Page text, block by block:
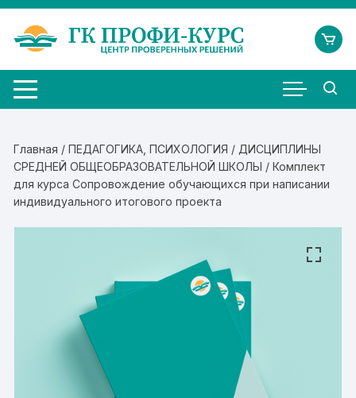
Перейти
содержимому
Главная /ПЕДАГОГИКА, ПСИХОЛОГИЯ / ДИСЦИПЛИНЫ
СРЕДНЕЙ ОБЩЕОБРАЗОВАТЕЛЬНОЙ ШКОЛЫ / Комплект
для курса Сопровождение обучающихся при написании
индивидуального итогового проекта